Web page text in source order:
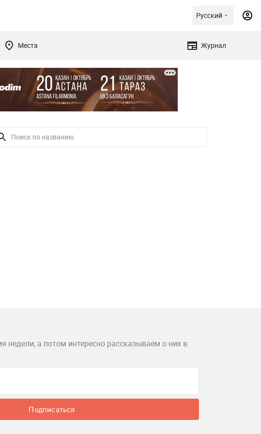
Русский
Места Журнал
недели, а потом интересно рассказываем о них в
Подписаться